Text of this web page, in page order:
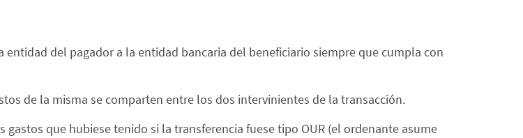
entidad del pagador a la entidad bancaria del beneficiario siempre que cumpla con
de la misma se comparten entre los dos intervinientes de la transacción.
que hubiese tenido si la transferencia fuese tipo OUR (el ordenante asume